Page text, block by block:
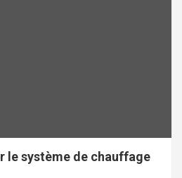
le système de chauffage